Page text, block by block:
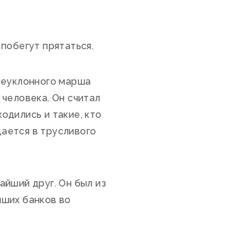
прятаться.
марша
Он считал
и такие, кто
в трусливого
друг. Он был из
банков во